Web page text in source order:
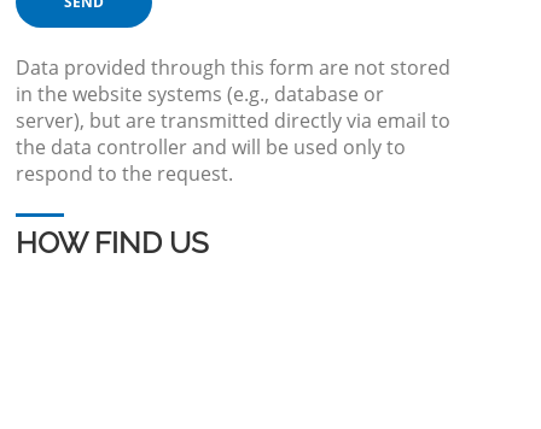
Data provided through this form are not stored
in the website systems (e.g., database or
server), but are transmitted directly via email to
the data controller and will be used only to
respond to the request.
HOW FIND US